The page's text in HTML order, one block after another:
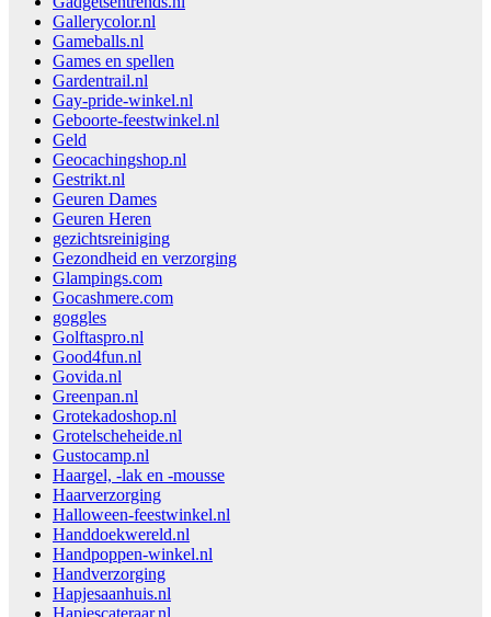
Gallerycolor.nl
Gameballs.nl
Games en spellen
Gardentrail.nl
Gay-pride-winkel.nl
Geboorte-feestwinkel.nl
Geld
Geocachingshop.nl
Gestrikt.nl
Geuren Dames
Geuren Heren
gezichtsreiniging
Gezondheid en verzorging
Glampings.com
Gocashmere.com
goggles
Golftaspro.nl
Good4fun.nl
Govida.nl
Greenpan.nl
Grotekadoshop.nl
Grotelscheheide.nl
Gustocamp.nl
Haargel, -lak en -mousse
Haarverzorging
Halloween-feestwinkel.nl
Handdoekwereld.nl
Handpoppen-winkel.nl
Handverzorging
Hapjesaanhuis.nl